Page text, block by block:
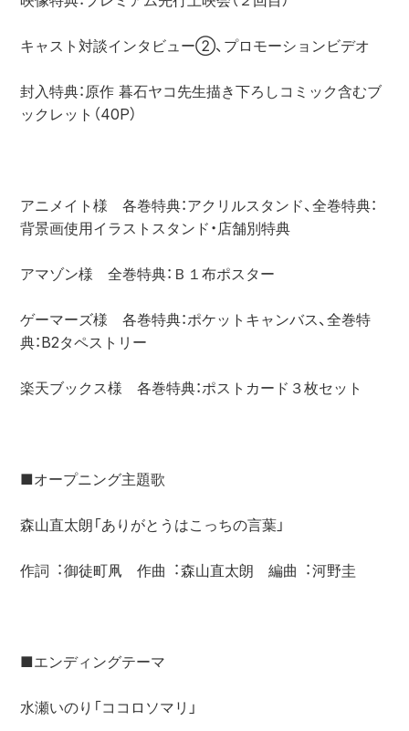
キャスト対談インタビュー②、プロモーションビデオ
封入特典：原作 暮石ヤコ先生描き下ろしコミック含むブ
ックレット（40P）
アニメイト様　各巻特典：アクリルスタンド、全巻特典：
背景画使用イラストスタンド・店舗別特典
アマゾン様　全巻特典：Ｂ１布ポスター
ゲーマーズ様　各巻特典：ポケットキャンバス、全巻特
典：B2タペストリー
楽天ブックス様　各巻特典：ポストカード３枚セット
■オープニング主題歌
森⼭直太朗「ありがとうはこっちの⾔葉」
作詞︓御徒町凧　作曲︓森⼭直太朗　編曲︓河野圭
■エンディングテーマ
⽔瀬いのり「ココロソマリ」